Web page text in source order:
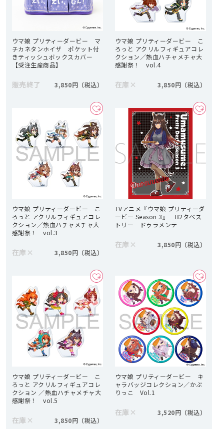
ウマ娘 プリティーダービー マ
チカネタンホイザ ポケット付
きティッシュボックスカバー
【受注生産商品】
販売終了 3,850円
ウマ娘 プリティーダービー こ
ろっと アクリルフィギュアコレ
クション／熱血ハチャメチャ大
感謝祭！ vol.4
在庫 × 3,850円
ウマ娘 プリティーダービー こ
ろっと アクリルフィギュアコレ
クション／熱血ハチャメチャ大
感謝祭！ vol.3
在庫 × 3,850円
TVアニメ『ウマ娘 プリティーダ
ービー Season 3』 B2タペス
トリー ドゥラメンテ
在庫 × 3,850円
ウマ娘 プリティーダービー こ
ろっと アクリルフィギュアコレ
クション ／熱血ハチャメチャ大
感謝祭！ vol.5
在庫 × 3,850円
ウマ娘 プリティーダービー キ
ャラバッジコレクション／かぷ
りっこ Vol.1
在庫 × 3,520円